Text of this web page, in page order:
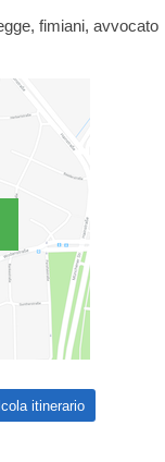
fimiani, avvocato